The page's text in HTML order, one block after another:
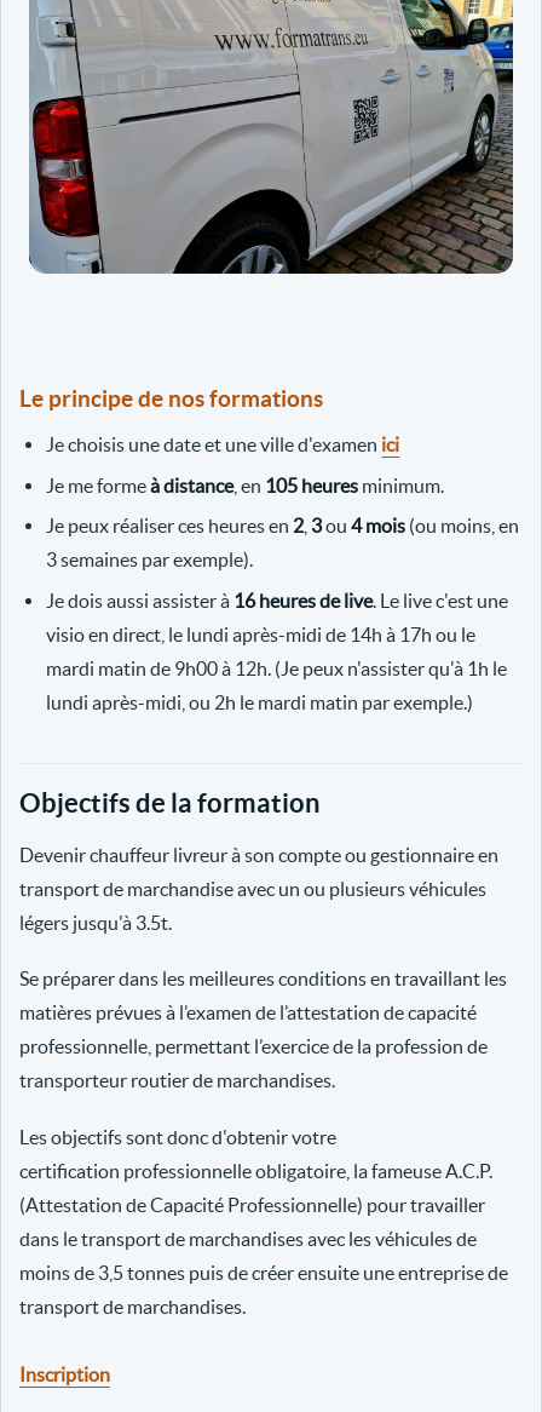
Le principe de nos formations
Je choisis une date et une ville d'examen ici
Je me formeà distance, en 105 heures minimum.
Je peux réaliser ces heures en 2 3ou4 mois (ou moins, en
3 semaines par exemple).
Je dois aussi assister à 16 heures de live. Le live c'est une
visio en direct, le lundi après-midi de 14h à 17h ou le
mardi matin de 9h00 à 12h. (Je peux n'assister qu'à 1h le
lundi après-midi, ou 2h le mardi matin par exemple.)
Objectifs de la formation
Devenir chauffeur livreur à son compte ou gestionnaire en
transport de marchandise avec un ou plusieurs véhicules
légers jusqu'à 3.5t.
Se préparer dans les meilleures conditions en travaillant les
matières prévues à l’examen de l’attestation de capacité
professionnelle, permettant l’exercice de la profession de
transporteur routier de marchandises.
Les objectifs sont donc d'obtenir votre
certification professionnelle obligatoire, la fameuse A.C.P.
(Attestation de Capacité Professionnelle) pour travailler
dans le transport de marchandises avec les véhicules de
moins de 3,5 tonnes puis de créer ensuite une entreprise de
transport de marchandises.
Inscription